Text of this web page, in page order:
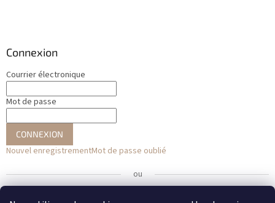
Connexion
Courrier électronique
Mot de passe
CONNEXION
Nouvel enregistrementMot de passe oublié
ou